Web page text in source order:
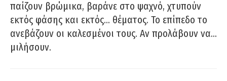
παίζουν βρώμικα, βαράνε στο ψαχνό, χτυπούν
εκτός φάσης και εκτός… θέματος. Το επίπεδο το
ανεβάζουν οι καλεσμένοι τους. Αν προλάβουν να…
μιλήσουν.